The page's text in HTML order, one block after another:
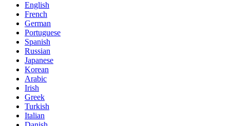
English
French
German
Portuguese
Spanish
Russian
Japanese
Korean
Arabic
Irish
Greek
Turkish
Italian